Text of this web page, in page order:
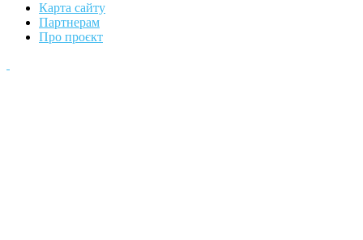
Карта сайту
Партнерам
Про проєкт